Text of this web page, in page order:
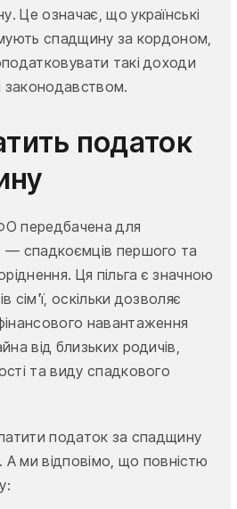
Це означає, що українські
спадщину за кордоном,
такі доходи
законодавством.
податок
передбачена для
— спадкоємців першого та
Ця пільга є значною
сім'ї, оскільки дозволяє
навантаження
від близьких родичів,
та виду спадкового
податок за спадщину
А ми відповімо, що повністю